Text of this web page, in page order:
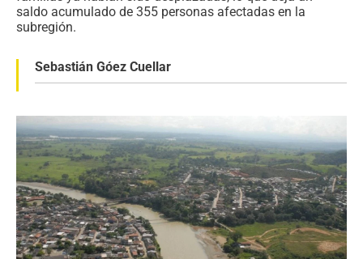
saldo acumulado de 355 personas afectadas en la
subregión.
Sebastián Góez Cuellar